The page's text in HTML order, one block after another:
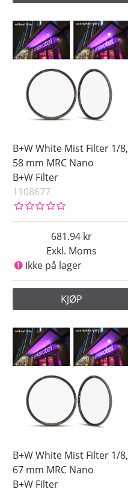
B+W White Mist Filter 1/8,
58 mm MRC Nano
B+W Filter
1108677
Exkl. Moms
681.94
Ikke på lager
KJØP
B+W White Mist Filter 1/8,
67 mm MRC Nano
B+W Filter